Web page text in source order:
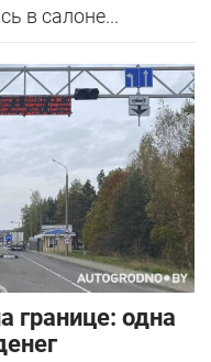
в салоне...
границе: одна